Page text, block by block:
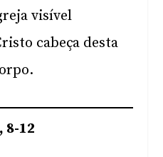
visível
cabeça desta
8-12